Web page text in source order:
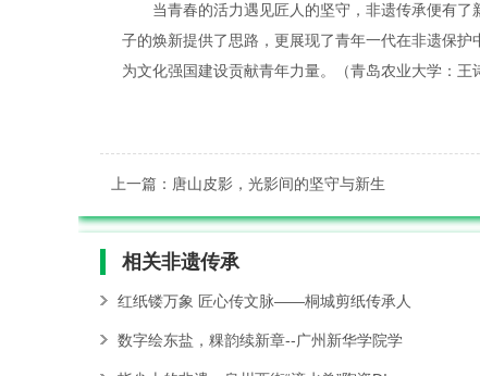
当青春的活力遇见匠人的坚守，非遗传承便有
子的焕新提供了思路，更展现了青年一代在非遗保
为文化强国建设贡献青年力量。（青岛农业大学：王
上一篇：唐山皮影，光影间的坚守与新生
相关非遗传承
红纸镂万象 匠心传文脉——桐城剪纸传承人
数字绘东盐，粿韵续新章--广州新华学院学